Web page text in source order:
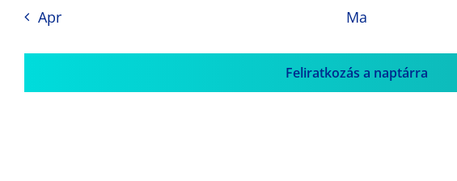
Apr Ma
Feliratkozás a naptárra